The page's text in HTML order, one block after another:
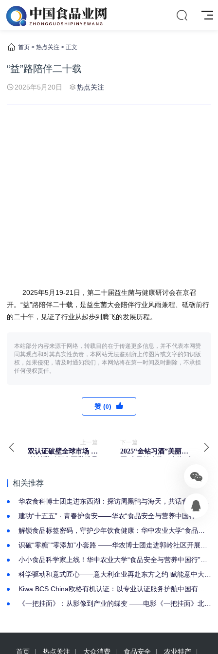
首页 > 热点关注 > 正文
“益”路陪伴二十载
2025年5月20日 热点关注
2025年5月19-21日，第二十届益生菌与健康研讨会在京召
开。“益”路陪伴二十载，是益生菌大会陪伴行业风雨兼程、砥砺前行
的二十年，见证了行业从起步到腾飞的发展历程。
本站部分内容来源于网络，转载目的在于传递更多信息，并不代表本网赞
同其观点和对其真实性负责，本网站无法鉴别所上传图片或文字的知识版
权，如果侵犯，请及时通知我们，本网站将在第一时间及时删除，不承担
任何侵权责任。
赞 (0)
上一篇
双认证破壁全球市场 盛
下一篇
2025“金钻习酒”美丽中
相关推荐
华农食科博士团走进东西湖：探访周黑鸭与海天，共话食品产业
建功“十五五” · 青春护食安——华农“食品安全与营养中国行”博
解锁食品标签密码，守护少年饮食健康：华中农业大学“食品安
识破“零糖”“零添加”小套路 ——华农博士团走进郭岭社区开展趣
小小食品科学家上线！华中农业大学“食品安全与营养中国行”博
科学驱动和意式匠心——意大利企业再赴东方之约 赋能意中大健
Kiwa BCS China欧格有机认证：以专业认证服务护航中国有机
《一把挂面》：从影像到产业的蝶变 ——电影《一把挂面》北京
首页 热点关注 大众消费 食品安全 农业特产